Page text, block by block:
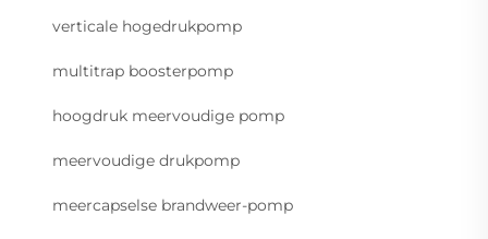
verticale hogedrukpomp
multitrap boosterpomp
hoogdruk meervoudige pomp
meervoudige drukpomp
meercapselse brandweer-pomp